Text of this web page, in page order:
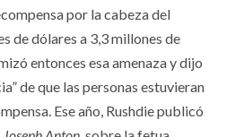
por la cabeza del
de dólares a 3,3 millones de
entonces esa amenaza y dijo
de que las personas estuvieran
Ese año, Rushdie publicó